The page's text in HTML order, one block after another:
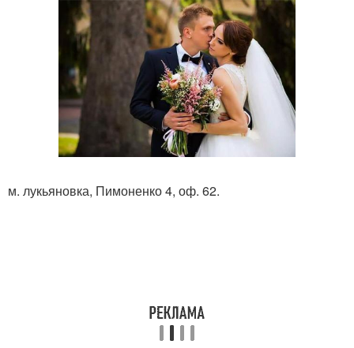
м. лукьяновка, Пимоненко 4, оф. 62.